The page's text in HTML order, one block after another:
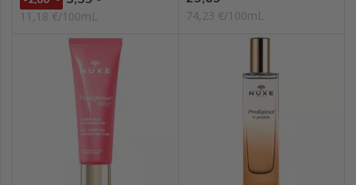
11,18 €/100mL 74,23 €/100mL